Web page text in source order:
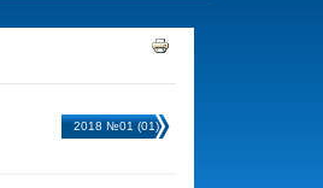
2018 №01 (01)